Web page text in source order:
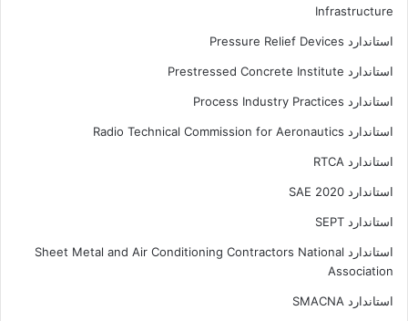
Infrastructure
استاندارد Pressure Relief Devices
استاندارد Prestressed Concrete Institute
استاندارد Process Industry Practices
استاندارد Radio Technical Commission for Aeronautics
استاندارد RTCA
استاندارد SAE 2020
استاندارد SEPT
استاندارد Sheet Metal and Air Conditioning Contractors National
Association
استاندارد SMACNA